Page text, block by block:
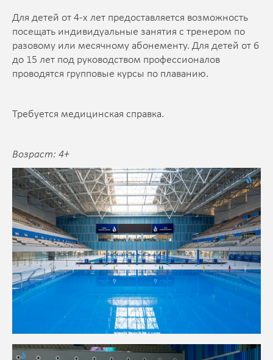
Для детей от 4-х лет предоставляется возможность
посещать индивидуальные занятия с тренером по
разовому или месячному абонементу. Для детей от 6
до 15 лет под руководством профессионалов
проводятся групповые курсы по плаванию.
Требуется медицинская справка.
Возраст: 4+